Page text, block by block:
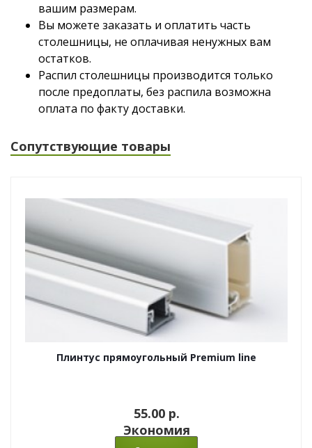
вашим размерам.
Вы можете заказать и оплатить часть
столешницы, не оплачивая ненужных вам
остатков.
Распил столешницы производится только
после предоплаты, без распила возможна
оплата по факту доставки.
Сопутствующие товары
Плинтус прямоугольный Premium line
55.00 p.
Экономия